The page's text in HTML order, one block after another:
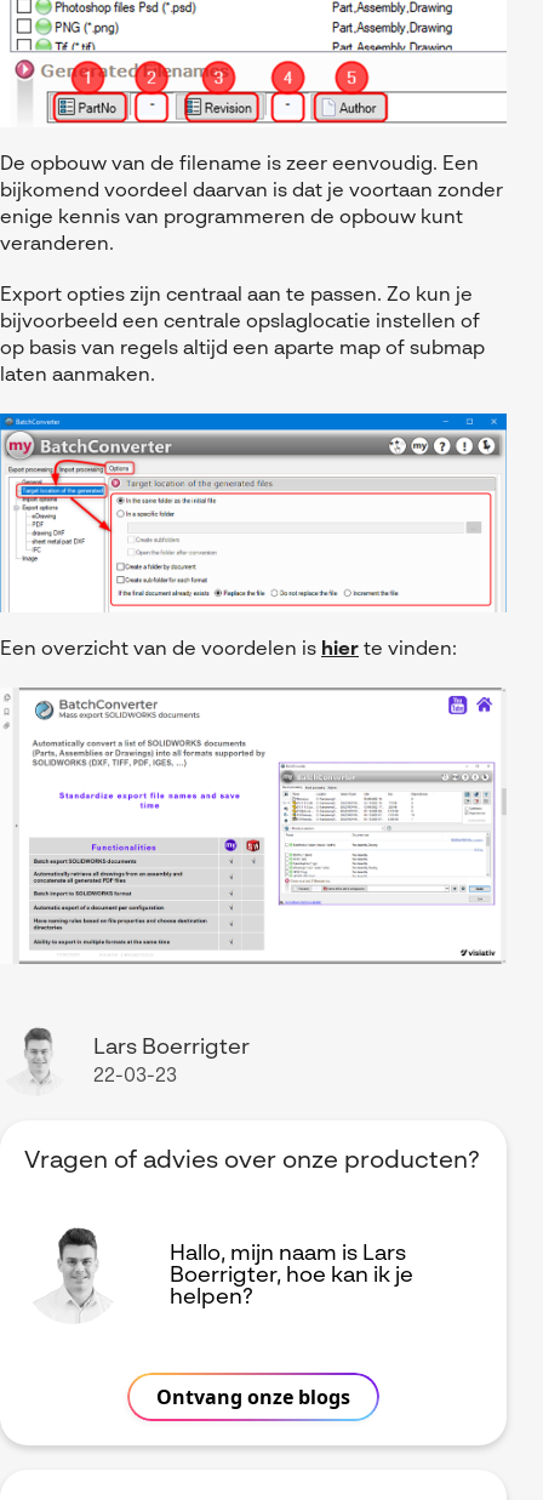
De opbouw van de filename is zeer eenvoudig. Een
bijkomend voordeel daarvan is dat je voortaan zonder
enige kennis van programmeren de opbouw kunt
veranderen.
Export opties zijn centraal aan te passen. Zo kun je
bijvoorbeeld een centrale opslaglocatie instellen of
op basis van regels altijd een aparte map of submap
laten aanmaken.
Een overzicht van de voordelen is hier te vinden:
Lars Boerrigter
22-03-23
Vragen of advies over onze producten?
Hallo, mijn naam is Lars
Boerrigter, hoe kan ik je
helpen?
Ontvang onze blogs